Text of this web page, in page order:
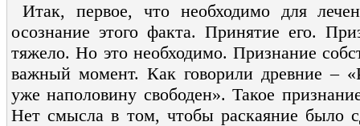
Итак, первое, что необходимо для
осознание этого факта. Принятие его.
тяжело. Но это необходимо. Признание
важный момент. Как говорили древние –
уже наполовину свободен». Такое
Нет смысла в том, чтобы раскаяние было